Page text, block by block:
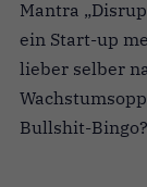
Mantra
ein Start-up
lieber selber
Bullshit-